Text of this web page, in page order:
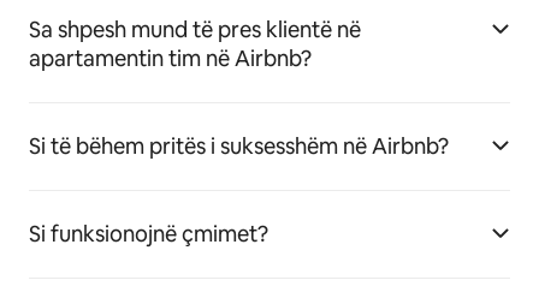
Sa shpesh mund të pres klientë në
apartamentin tim në Airbnb?
Si të bëhem pritës i suksesshëm në Airbnb?
Si funksionojnë çmimet?